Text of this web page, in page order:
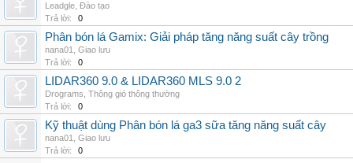
Leadgle Đào tạo
Trả lời:
0
Phân bón lá Gamix: Giải pháp tăng năng suất cây trồng
nana01
Giao lưu
Trả lời:
0
LIDAR360 9.0 & LIDAR360 MLS 9.0 2
Drograms Thông gió thông thường
Trả lời:
0
Kỹ thuật dùng Phân bón lá ga3 sữa tăng năng suất cây
nana01
Giao lưu
Trả lời:
0